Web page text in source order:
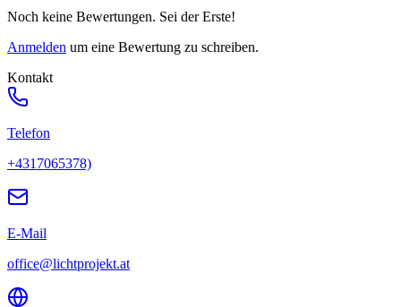
Noch keine Bewertungen. Sei der Erste!
Anmelden um eine Bewertung zu schreiben.
Kontakt
Telefon
+4317065378)
E-Mail
office@lichtprojekt.at